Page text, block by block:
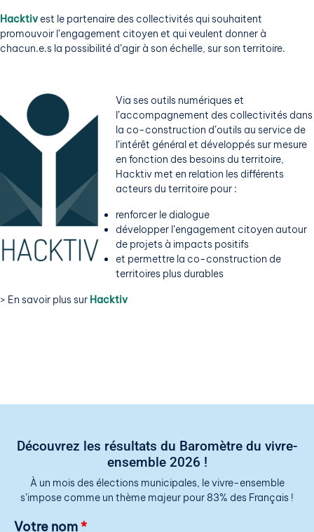
Hacktivest le partenaire des collectivités qui souhaitent
promouvoir l’engagement citoyen et qui veulent donner à
chacun.e.s la possibilité d’agir à son échelle, sur son territoire.
Via ses outils numériques et
l’accompagnement des collectivités dans
la co-construction d’outils au service de
l’intérêt général et développés sur mesure
en fonction des besoins du territoire,
Hacktiv met en relation les différents
acteurs du territoire pour :
renforcer le dialogue
développer l’engagement citoyen autour
de projets à impacts positifs
et permettre la co-construction de
territoires plus durables
> En savoir plus sur Hacktiv
Découvrez les résultats du Baromètre du vivre-
ensemble 2026 !
À un mois des élections municipales, le vivre-ensemble
s’impose comme un thème majeur pour 83% des Français !
Votre nom*